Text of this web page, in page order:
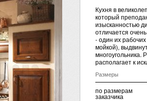
Кухня в
который
изысканностью
отличается
- один их
мойкой),
многоугольника.
располагает к
Размеры
по размерам
заказчика